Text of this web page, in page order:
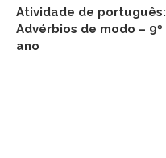
Atividade de português:
Advérbios de modo – 9º
ano